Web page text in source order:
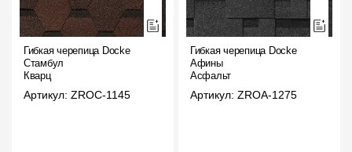
Гибкая черепица Docke
Стамбул
Кварц
Артикул: ZROC-1145
Гибкая черепица Docke
Афины
Асфальт
Артикул: ZROA-1275